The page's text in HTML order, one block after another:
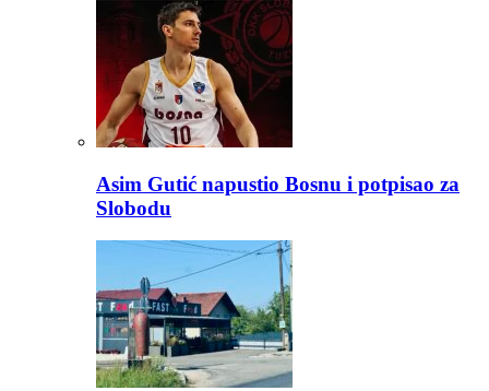
Asim Gutić napustio Bosnu i potpisao za
Slobodu